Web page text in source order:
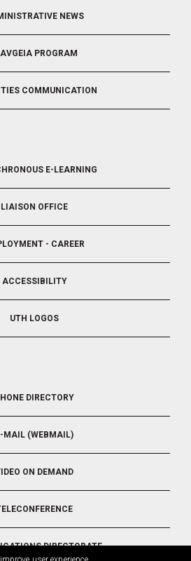
NEWS
PROGRAM
COMMUNICATION
E-LEARNING
LIAISON OFFICE
- CAREER
ACCESSIBILITY
UTH LOGOS
DIRECTORY
MAIL (WEBMAIL)
ON DEMAND
DIRECTORATE